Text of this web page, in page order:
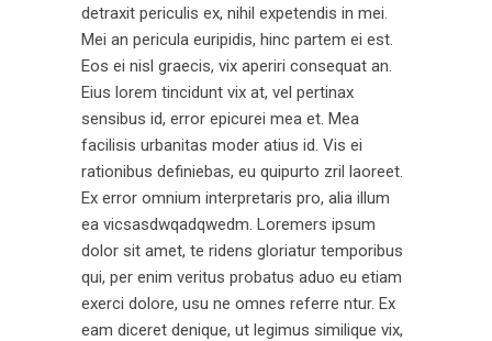
detraxit periculis ex, nihil expetendis in mei.
Mei an pericula euripidis, hinc partem ei est.
Eos ei nisl graecis, vix aperiri consequat an.
Eius lorem tincidunt vix at, vel pertinax
sensibus id, error epicurei mea et. Mea
facilisis urbanitas moder atius id. Vis ei
rationibus definiebas, eu quipurto zril laoreet.
Ex error omnium interpretaris pro, alia illum
ea vicsasdwqadqwedm. Loremers ipsum
dolor sit amet, te ridens gloriatur temporibus
qui, per enim veritus probatus aduo eu etiam
exerci dolore, usu ne omnes referre ntur. Ex
eam diceret denique, ut legimus similique vix,